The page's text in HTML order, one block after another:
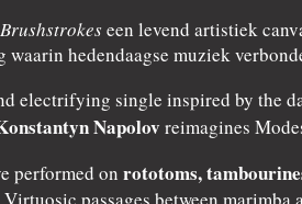
Brushstrokeseen levend artistiek
hedendaagse muziek
electrifying single inspired by the
Napolov reimagines
performed on rototoms,